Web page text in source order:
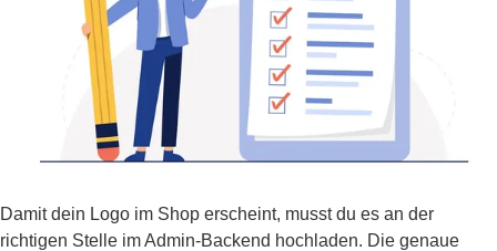
Damit dein Logo im Shop erscheint, musst du es an der
richtigen Stelle im Admin-Backend hochladen. Die genaue